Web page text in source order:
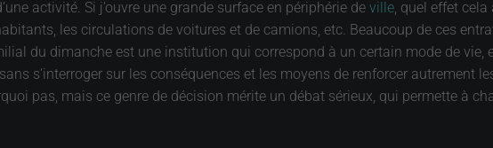
activité. Si j’ouvre une grande surface en périphérie de ville, quel effet
les circulations de voitures et de camions, etc. Beaucoup de ces
du dimanche est une institution qui correspond à un certain mode de vie,
s’interroger sur les conséquences et les moyens de renforcer autrement
pas, mais ce genre de décision mérite un débat sérieux, qui permette à